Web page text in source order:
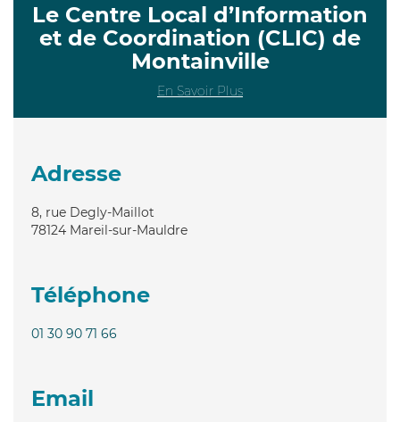
Le Centre Local d’Information
et de Coordination (CLIC) de
Montainville
En Savoir Plus
Adresse
8, rue Degly-Maillot
78124 Mareil-sur-Mauldre
Téléphone
01 30 90 71 66
Email